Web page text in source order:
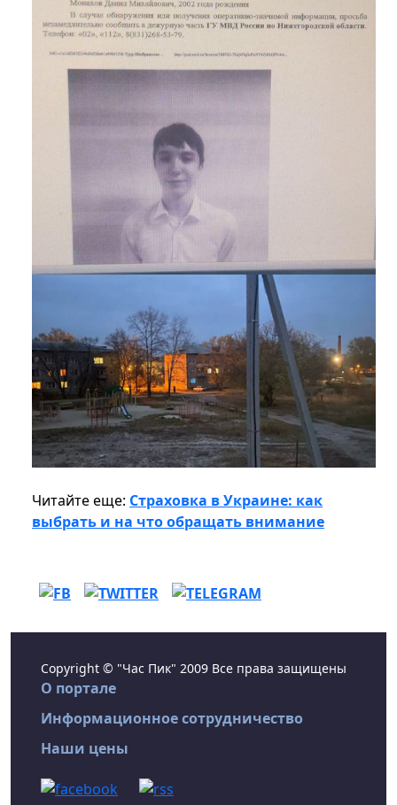
Читайте еще: Страховка в Украине: как
выбрать и на что обращать внимание
Copyright © "Час Пик" 2009 Все права защищены
О портале
Информационное сотрудничество
Наши цены